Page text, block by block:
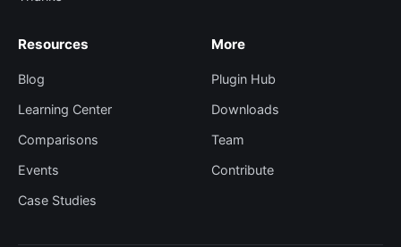
Resources
Blog
Learning Center
Comparisons
Events
Case Studies
More
Plugin Hub
Downloads
Team
Contribute